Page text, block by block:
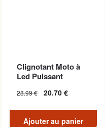
Clignotant Moto à
Led Puissant
28.99€ 20.70 €
Ajouter au panier